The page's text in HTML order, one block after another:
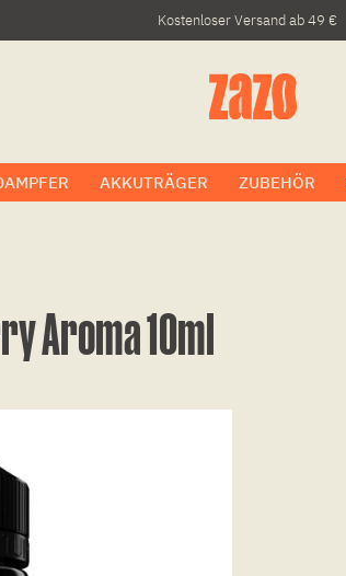
Kostenloser Versand ab 49 €
AKKUTRÄGER ZUBEHÖR
Aroma 10ml